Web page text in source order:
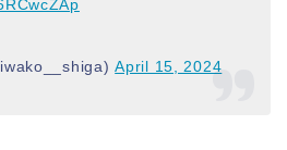
April 15, 2024